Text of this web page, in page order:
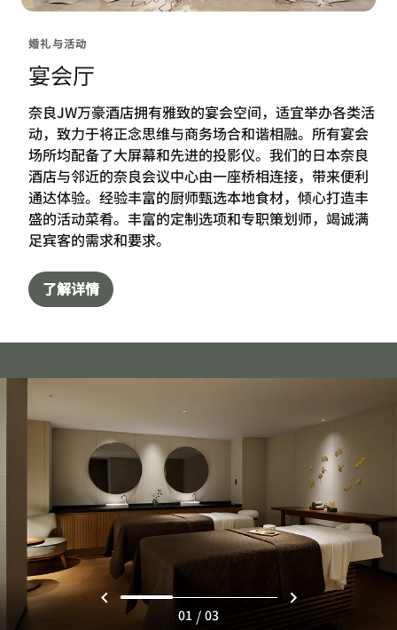
婚礼与活动
宴会厅
奈良JW万豪酒店拥有雅致的宴会空间，适宜举办各类活
动，致力于将正念思维与商务场合和谐相融。所有宴会
场所均配备了大屏幕和先进的投影仪。我们的日本奈良
酒店与邻近的奈良会议中心由一座桥相连接，带来便利
通达体验。经验丰富的厨师甄选本地食材，倾心打造丰
盛的活动菜肴。丰富的定制选项和专职策划师，竭诚满
足宾客的需求和要求。
了解详情
01 / 03